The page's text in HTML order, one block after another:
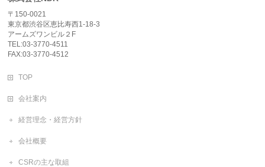
〒150-0021
東京都渋谷区恵比寿西1-18-3
アームズワンビル２F
TEL:03-3770-4511
FAX:03-3770-4512
TOP
会社案内
経営理念・経営方針
会社概要
CSRの主な取組